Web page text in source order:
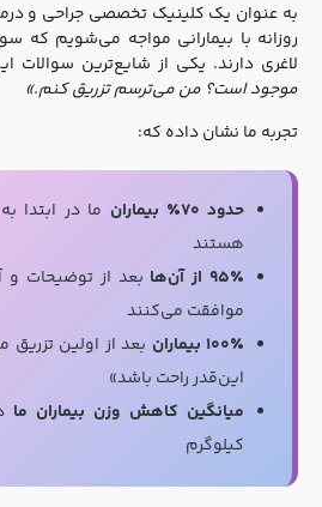
به عنوان یک کلینیک تخصصی جراحی و درمان
روزانه با بیمارانی مواجه می‌شویم که
لاغری دارند. یکی از شایع‌ترین سوالات
موجود است؟ من می‌ترسم تزریق کنم.»
تجربه ما نشان داده که:
حدود ۷۰٪ بیماران
ما در ابتدا به
هستند
۹۵٪ از آن‌ها
بعد از توضیحات و
موافقت می‌کنند
۱۰۰٪ بیماران
بعد از اولین تزریق
این‌قدر راحت باشد»
میانگین کاهش وزن بیماران ما
کیلوگرم